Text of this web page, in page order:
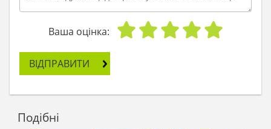
Ваша оцінка:
ВІДПРАВИТИ
Подібні